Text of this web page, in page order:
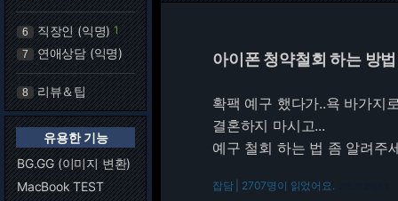
6 직장인 (익명) 1
7 연애상담 (익명)
8 리뷰＆팁
유용한 기능
BG.GG (이미지 변환)
MacBook TEST
아이폰 청약철회 하는 방
확팩 예구 했다가..욕 바가지
결혼하지 마시고...
예구 철회 하는 법 좀 알려주
잡담 | 2707명이 읽었어요.